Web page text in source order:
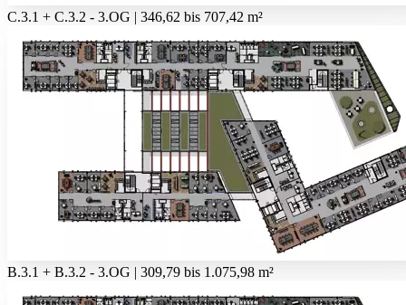
C.3.1 + C.3.2 - 3.OG | 346,62 bis 707,42 m²
B.3.1 + B.3.2 - 3.OG | 309,79 bis 1.075,98 m²